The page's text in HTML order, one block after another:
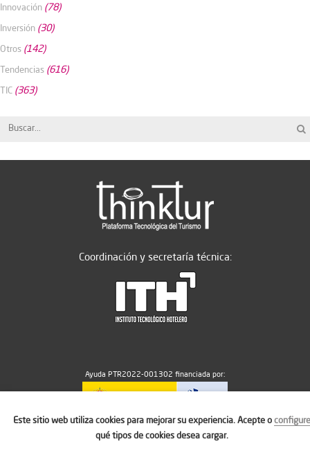
Innovación (78)
Inversión (30)
Otros (142)
Tendencias (616)
TIC (363)
Coordinación y secretaría técnica:
Ayuda PTR2022-001302 financiada por:
MICIU/AEI/10.13039/501100011033
Este sitio web utiliza cookies para mejorar su experiencia. Acepte oconfigure
qué tipos de cookies desea cargar.